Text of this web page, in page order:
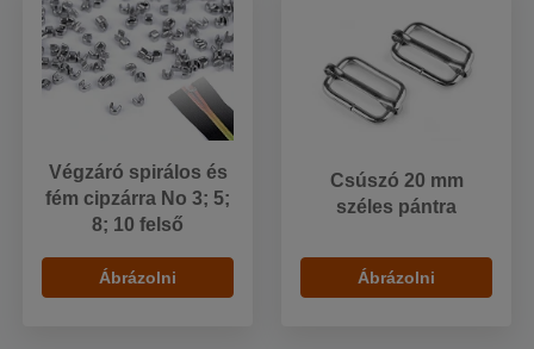
Végzáró spirálos és
fém cipzárra No 3; 5;
8; 10 felső
Ábrázolni
Csúszó 20 mm
széles pántra
Ábrázolni